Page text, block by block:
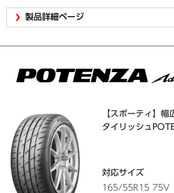
製品詳細ページ
【スポーティ】
タイリッシュ
対応サイズ
165/55R15 75V